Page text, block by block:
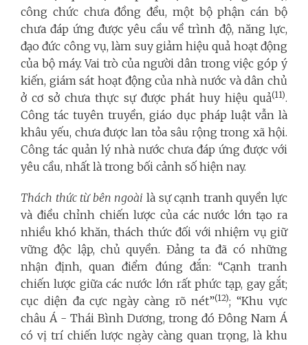
công chức chưa đồng đều, một bộ phận cán bộ
chưa đáp ứng được yêu cầu về trình độ, năng lực,
đạo đức công vụ, làm suy giảm hiệu quả hoạt động
của bộ máy. Vai trò của người dân trong việc góp ý
kiến, giám sát hoạt động của nhà nước và dân chủ
ở cơ sở chưa thực sự được phát huy hiệu quả(11).
Công tác tuyên truyền, giáo dục pháp luật vẫn là
khâu yếu, chưa được lan tỏa sâu rộng trong xã hội.
Công tác quản lý nhà nước chưa đáp ứng được với
yêu cầu, nhất là trong bối cảnh số hiện nay.
Thách thức từ bên ngoài là sự cạnh tranh quyền lực
và điều chỉnh chiến lược của các nước lớn tạo ra
nhiều khó khăn, thách thức đối với nhiệm vụ giữ
vững độc lập, chủ quyền. Đảng ta đã có những
nhận định, quan điểm đúng đắn: “Cạnh tranh
chiến lược giữa các nước lớn rất phức tạp, gay gắt;
cục diện đa cực ngày càng rõ nét”(12); “Khu vực
châu Á - Thái Bình Dương, trong đó Đông Nam Á
có vị trí chiến lược ngày càng quan trọng, là khu